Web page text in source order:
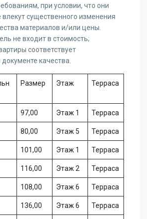
при условии, что они
существенного изменения
материалов и/или цены.
не входит в стоимость;
соответствует
качества.
Размер Этаж Терраса
97,00 Этаж 1 Терраса
80,00 Этаж 5 Терраса
101,00 Этаж 1 Терраса
116,00 Этаж 2 Терраса
108,00 Этаж 6 Терраса
136,00 Этаж 6 Терраса